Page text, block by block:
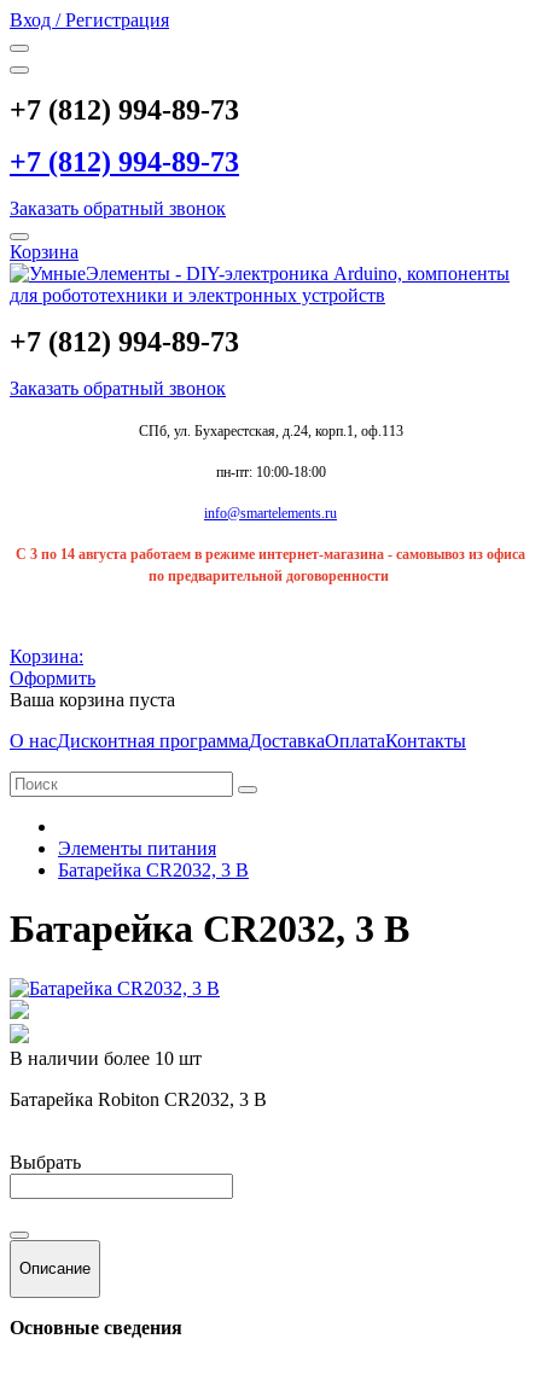
Вход / Регистрация
+7 (812) 994-89-73
+7 (812) 994-89-73
Заказать обратный звонок
Корзина
+7 (812) 994-89-73
Заказать обратный звонок
СПб, ул. Бухарестская, д.24, корп.1, оф.113
пн-пт: 10:00-18:00
info@smartelements.ru
С 3 по 14 августа работаем в режиме интернет-магазина - самовывоз из офиса
по предварительной договоренности
Корзина:
Оформить
Ваша корзина пуста
О насДисконтная программаДоставкаОплатаКонтакты
Элементы питания
Батарейка CR2032, 3 В
Батарейка CR2032, 3 В
В наличии более 10 шт
Батарейка Robiton CR2032, 3 В
Выбрать
Описание
Основные сведения